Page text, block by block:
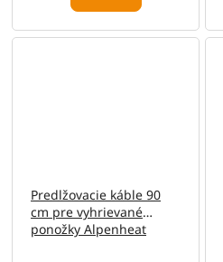
Predlžovacie káble 90
cm pre vyhrievané
ponožky Alpenheat